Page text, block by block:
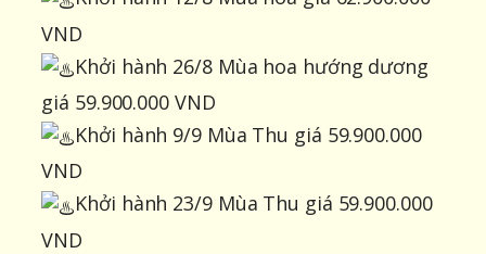
VND
Khởi hành 26/8 Mùa hoa hướng dương
giá 59.900.000 VND
Khởi hành 9/9 Mùa Thu giá 59.900.000
VND
Khởi hành 23/9 Mùa Thu giá 59.900.000
VND